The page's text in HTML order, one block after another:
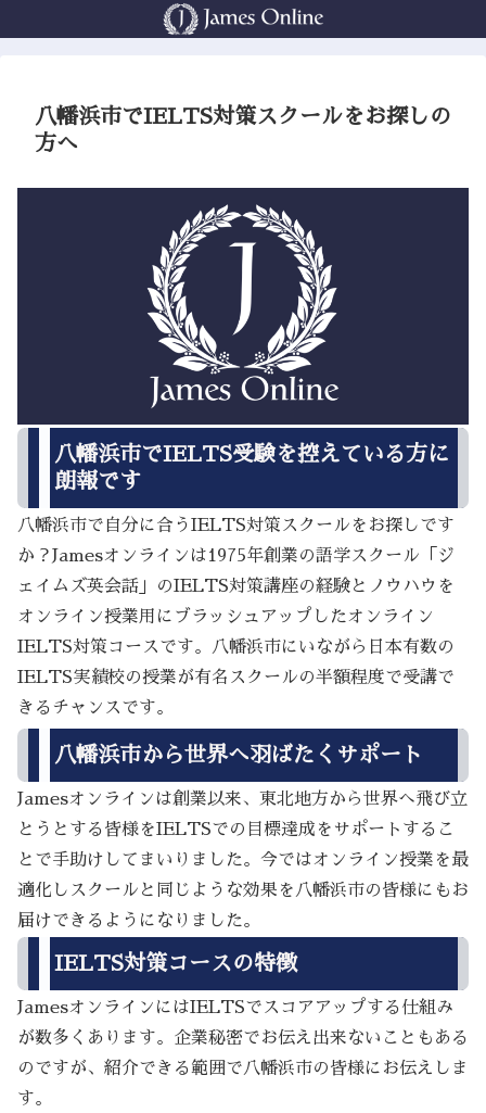
八幡浜市でIELTS対策スクールをお探しの
方へ
八幡浜市でIELTS受験を控えている方に
朗報です
八幡浜市で自分に合うIELTS対策スクールをお探しです
か？Jamesオンラインは1975年創業の語学スクール「ジ
ェイムズ英会話」のIELTS対策講座の経験とノウハウを
オンライン授業用にブラッシュアップしたオンライン
IELTS対策コースです。八幡浜市にいながら日本有数の
IELTS実績校の授業が有名スクールの半額程度で受講で
きるチャンスです。
八幡浜市から世界へ羽ばたくサポート
Jamesオンラインは創業以来、東北地方から世界へ飛び立
とうとする皆様をIELTSでの目標達成をサポートするこ
とで手助けしてまいりました。今ではオンライン授業を最
適化しスクールと同じような効果を八幡浜市の皆様にもお
届けできるようになりました。
IELTS対策コースの特徴
JamesオンラインにはIELTSでスコアアップする仕組み
が数多くあります。企業秘密でお伝え出来ないこともある
のですが、紹介できる範囲で八幡浜市の皆様にお伝えしま
す。